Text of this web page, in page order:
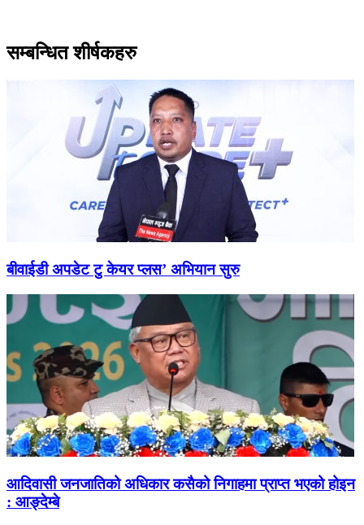
सम्बन्धित शीर्षकहरु
बीवाईडी अपडेट टु केयर प्लस’ अभियान सुरु
आदिवासी जनजातिको अधिकार कसैको निगाहमा प्राप्त भएको होइन
: आङ्देम्बे